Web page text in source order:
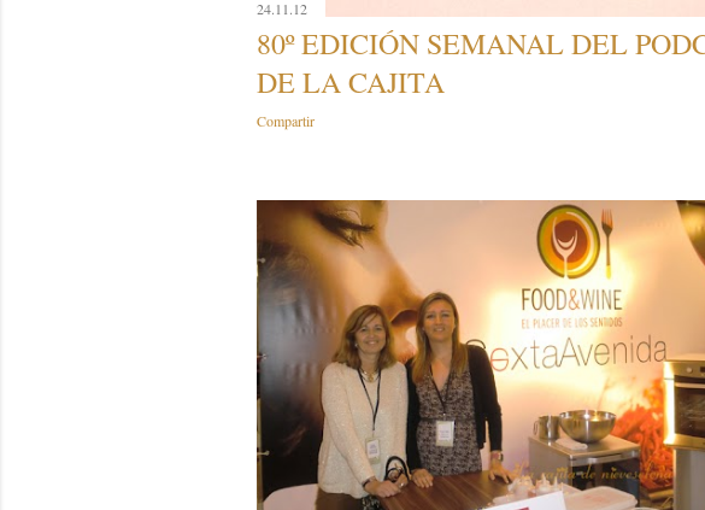
24.11.12
80º EDICIÓN SEMANAL DEL
DE LA CAJITA
Compartir